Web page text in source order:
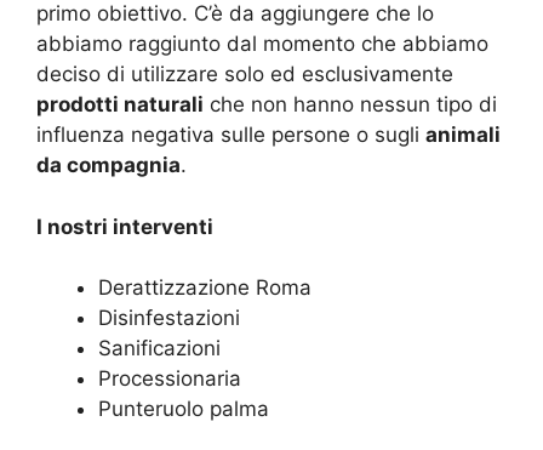
primo obiettivo. C’è da aggiungere che lo
abbiamo raggiunto dal momento che abbiamo
deciso di utilizzare solo ed esclusivamente
prodotti naturali che non hanno nessun tipo di
influenza negativa sulle persone o sugli animali
da compagnia.
I nostri interventi
Derattizzazione Roma
Disinfestazioni
Sanificazioni
Processionaria
Punteruolo palma